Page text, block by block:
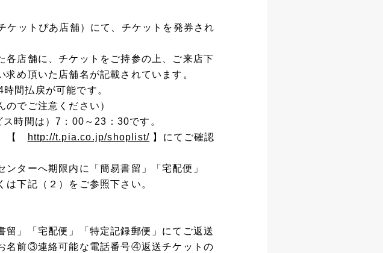
ケットぴあ店舗）にて、チケットを発券され
店舗に、チケットをご持参の上、ご来店下
め頂いた店舗名が記載されています。
間払戻が可能です。
のでご注意ください）
時間は）7：00～23：30です。
【
http://t.pia.co.jp/shoplist/ 】にてご確認
ターへ期限内に「簡易書留」「宅配便」
は下記（２）をご参照下さい。
」「宅配便」「特定記録郵便」にてご返送
名前③連絡可能な電話番号④返送チケットの